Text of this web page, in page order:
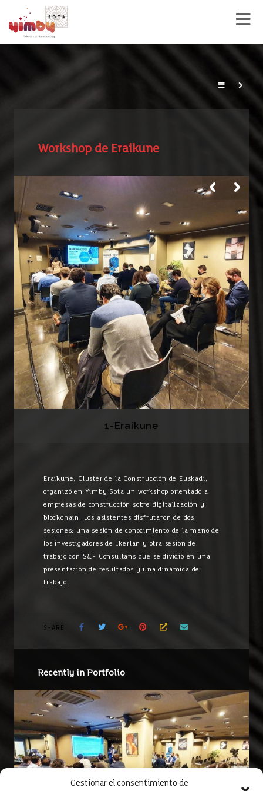
Gestionar el consentimiento de
Workshop de Eraikune
1-Eraikune
Eraikune, Cluster de la Construcción de Euskadi,
organizó en Yimby Sota un workshop orientado a
empresas de construcción sobre digitalización y
blockchain. Los asistentes disfrutaron de dos
sesiones: una sesión de conocimiento de la mano de
los investigadores de Ikerlan y otra sesión de
trabajo con S&F Consultans que se dividió en una
presentación de resultados y una dinámica de
trabajo.
SHARE
Recently in Portfolio